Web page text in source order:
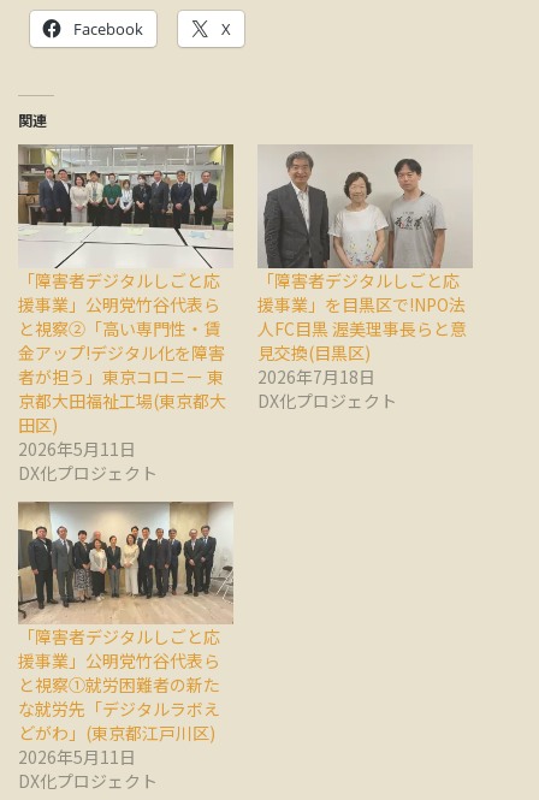
Facebook X
関連
「障害者デジタルしごと応
援事業」公明党竹谷代表ら
と視察②「高い専門性・賃
金アップ!デジタル化を障害
者が担う」東京コロニー 東
京都大田福祉工場(東京都大
田区)
2026年5月11日
DX化プロジェクト
「障害者デジタルしごと応
援事業」を目黒区で!NPO法
人FC目黒 渥美理事長らと意
見交換(目黒区)
2026年7月18日
DX化プロジェクト
「障害者デジタルしごと応
援事業」公明党竹谷代表ら
と視察①就労困難者の新た
な就労先「デジタルラボえ
どがわ」(東京都江戸川区)
2026年5月11日
DX化プロジェクト